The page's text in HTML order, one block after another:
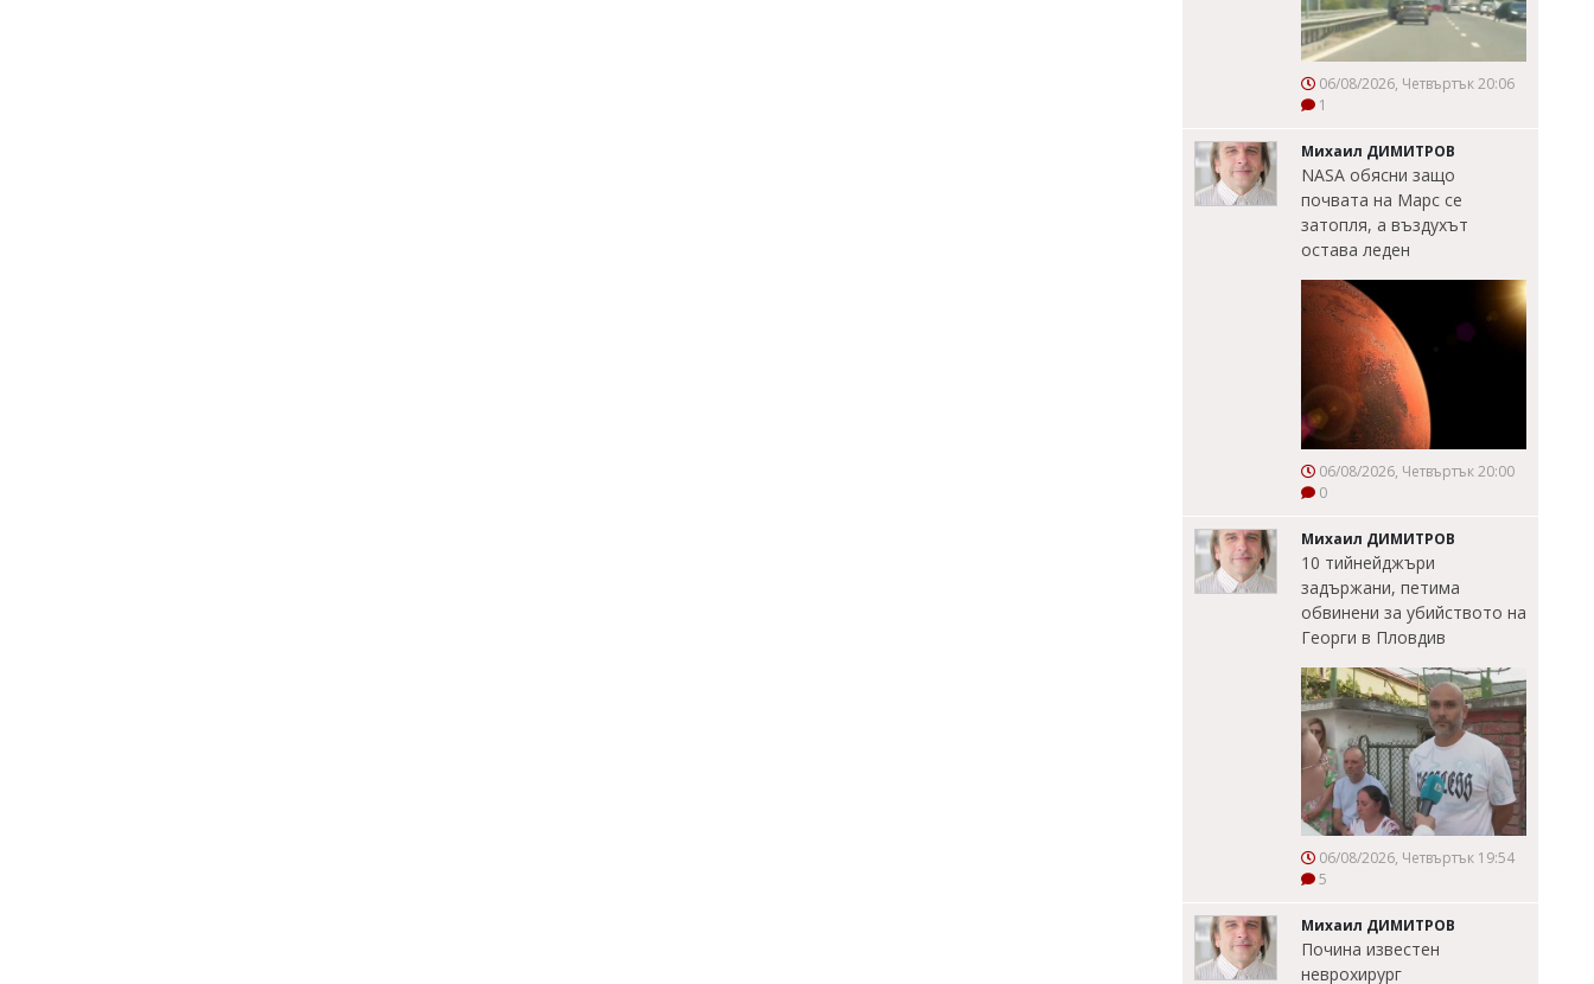
06/08/2026, Четвъртък 20:06
1
Михаил ДИМИТРОВ
NASA обясни защо
почвата на Марс се
затопля, а въздухът
остава леден
06/08/2026, Четвъртък 20:00
0
Михаил ДИМИТРОВ
10 тийнейджъри
задържани, петима
обвинени за убийството на
Георги в Пловдив
06/08/2026, Четвъртък 19:54
5
Михаил ДИМИТРОВ
Почина известен
неврохирург